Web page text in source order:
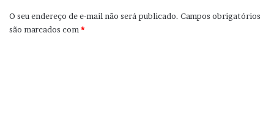
O seu endereço de e-mail não será publicado. Campos obrigatórios
são marcados com*